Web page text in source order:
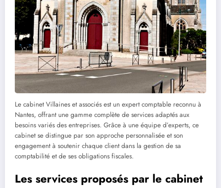
Le cabinet Villaines et associés est un expert comptable reconnu à
Nantes, offrant une gamme complète de services adaptés aux
besoins variés des entreprises. Grâce à une équipe d’experts, ce
cabinet se distingue par son approche personnalisée et son
engagement à soutenir chaque client dans la gestion de sa
comptabilité et de ses obligations fiscales.
Les services proposés par le cabinet